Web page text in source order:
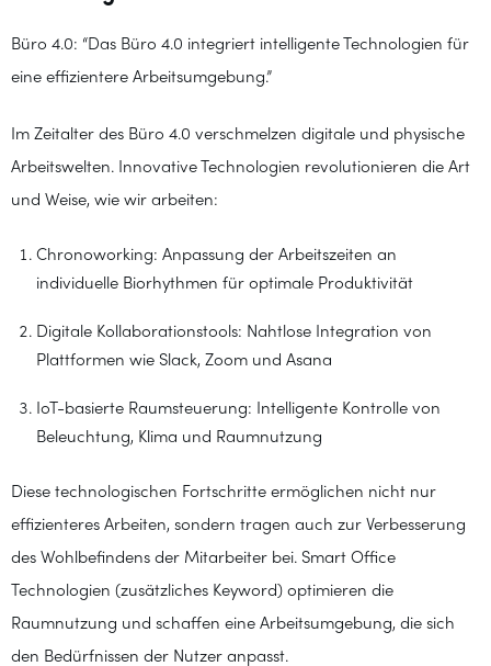
Büro 4.0: “Das Büro 4.0 integriert intelligente Technologien für
eine effizientere Arbeitsumgebung.”
Im Zeitalter des Büro 4.0 verschmelzen digitale und physische
Arbeitswelten. Innovative Technologien revolutionieren die Art
und Weise, wie wir arbeiten:
Chronoworking: Anpassung der Arbeitszeiten an
individuelle Biorhythmen für optimale Produktivität
Digitale Kollaborationstools: Nahtlose Integration von
Plattformen wie Slack, Zoom und Asana
IoT-basierte Raumsteuerung: Intelligente Kontrolle von
Beleuchtung, Klima und Raumnutzung
Diese technologischen Fortschritte ermöglichen nicht nur
effizienteres Arbeiten, sondern tragen auch zur Verbesserung
des Wohlbefindens der Mitarbeiter bei. Smart Office
Technologien (zusätzliches Keyword) optimieren die
Raumnutzung und schaffen eine Arbeitsumgebung, die sich
den Bedürfnissen der Nutzer anpasst.